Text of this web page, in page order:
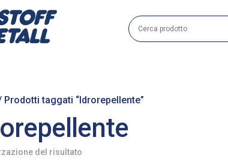
Prodotti taggati “Idrorepellente”
del risultato